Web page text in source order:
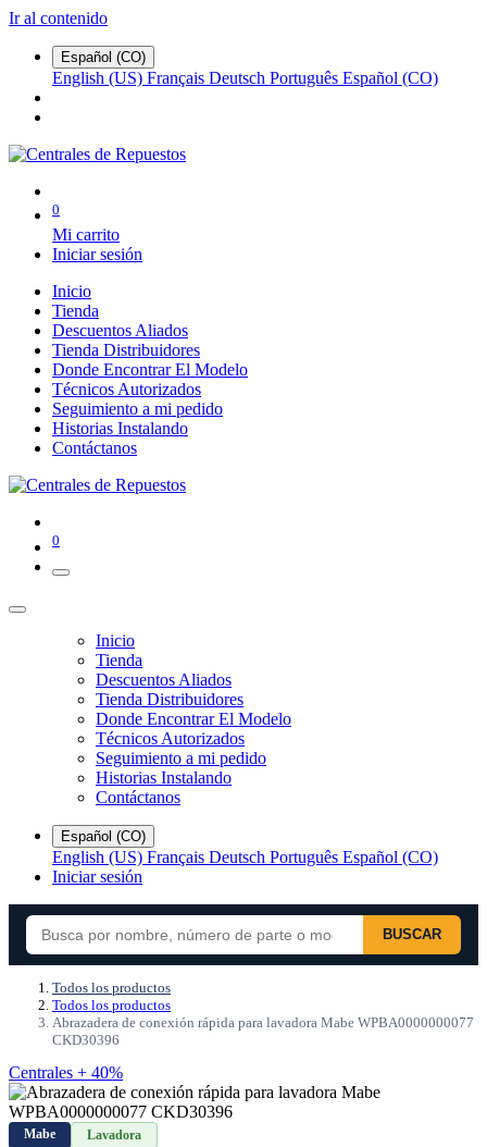
Ir al contenido
Español (CO)
English (US) Français Deutsch Português Español (CO)
0
Mi carrito
Iniciar sesión
Inicio
Tienda
Descuentos Aliados
Tienda Distribuidores
Donde Encontrar El Modelo
Técnicos Autorizados
Seguimiento a mi pedido
Historias Instalando
Contáctanos
0
Inicio
Tienda
Descuentos Aliados
Tienda Distribuidores
Donde Encontrar El Modelo
Técnicos Autorizados
Seguimiento a mi pedido
Historias Instalando
Contáctanos
Español (CO)
English (US) Français Deutsch Português Español (CO)
Iniciar sesión
BUSCAR
Todos los productos
Todos los productos
Abrazadera de conexión rápida para lavadora Mabe WPBA0000000077
CKD30396
Centrales + 40%
Mabe Lavadora